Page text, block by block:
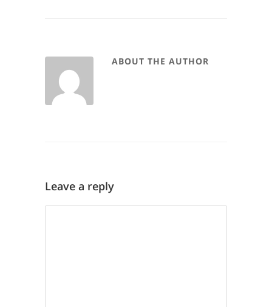
ABOUT THE AUTHOR
Leave a reply